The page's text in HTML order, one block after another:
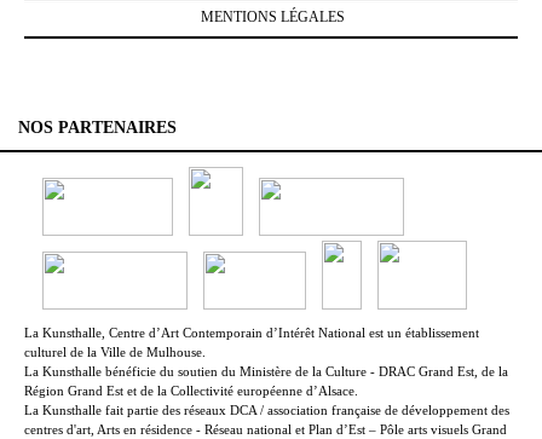
MENTIONS LÉGALES
NOS PARTENAIRES
La Kunsthalle, Centre d’Art Contemporain d’Intérêt National est un établissement
culturel de la Ville de Mulhouse.
La Kunsthalle bénéficie du soutien du Ministère de la Culture - DRAC Grand Est, de la
Région Grand Est et de la Collectivité européenne d’Alsace.
La Kunsthalle fait partie des réseaux DCA / association française de développement des
centres d'art, Arts en résidence - Réseau national et Plan d’Est – Pôle arts visuels Grand